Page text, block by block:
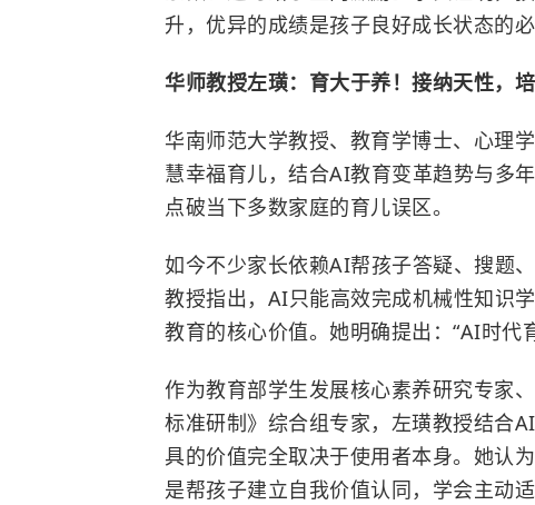
升，优异的成绩是孩子良好成长状态的必
华师教授左璜：育大于养！接纳天性，
华南师范大学教授、教育学博士、心理
慧幸福育儿，结合AI教育变革趋势与多
点破当下多数家庭的育儿误区。
如今不少家长依赖AI帮孩子答疑、搜题
教授指出，AI只能高效完成机械性知识
教育的核心价值。她明确提出：“AI时代
作为教育部学生发展核心素养研究专家
标准研制》综合组专家，左璜教授结合
具的价值完全取决于使用者本身。她认
是帮孩子建立自我价值认同，学会主动